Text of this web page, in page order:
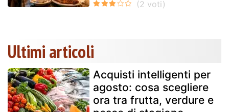
Ultimi articoli
Acquisti intelligenti per
agosto: cosa scegliere
ora tra frutta, verdure e